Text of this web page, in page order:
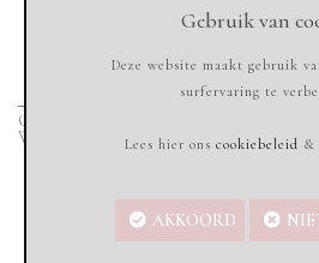
Copyright © 2020
Webdesign & Marketing
Gebruik van
Deze website maakt gebruik
surfervaring te
Lees hier ons cookiebeleid &
AKKOORD